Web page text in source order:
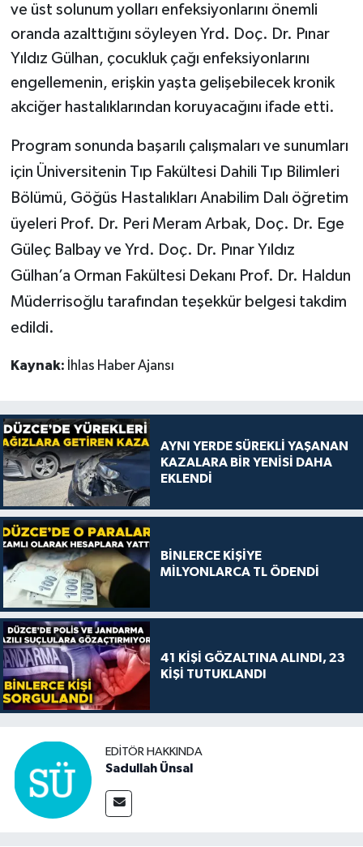
ve üst solunum yolları enfeksiyonlarını önemli
oranda azalttığını söyleyen Yrd. Doç. Dr. Pınar
Yıldız Gülhan, çocukluk çağı enfeksiyonlarını
engellemenin, erişkin yaşta gelişebilecek kronik
akciğer hastalıklarından koruyacağını ifade etti.
Program sonunda başarılı çalışmaları ve sunumları
için Üniversitenin Tıp Fakültesi Dahili Tıp Bilimleri
Bölümü, Göğüs Hastalıkları Anabilim Dalı öğretim
üyeleri Prof. Dr. Peri Meram Arbak, Doç. Dr. Ege
Güleç Balbay ve Yrd. Doç. Dr. Pınar Yıldız
Gülhan’a Orman Fakültesi Dekanı Prof. Dr. Haldun
Müderrisoğlu tarafından teşekkür belgesi takdim
edildi.
Kaynak: İhlas Haber Ajansı
AYNI YERDE SÜREKLİ YAŞANAN
KAZALARA BİR YENİSİ DAHA
EKLENDİ
BİNLERCE KİŞİYE
MİLYONLARCA TL ÖDENDİ
41 KİŞİ GÖZALTINA ALINDI, 23
KİŞİ TUTUKLANDI
EDITÖR HAKKINDA
Sadullah Ünsal